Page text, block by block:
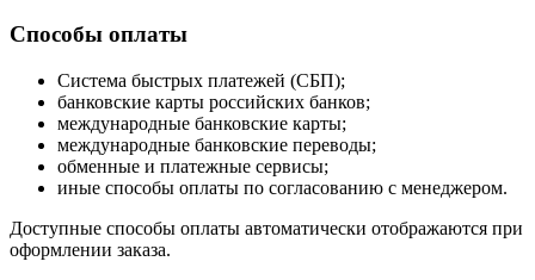
Способы оплаты
Система быстрых платежей (СБП);
банковские карты российских банков;
международные банковские карты;
международные банковские переводы;
обменные и платежные сервисы;
иные способы оплаты по согласованию с менеджером.
Доступные способы оплаты автоматически отображаются при
оформлении заказа.